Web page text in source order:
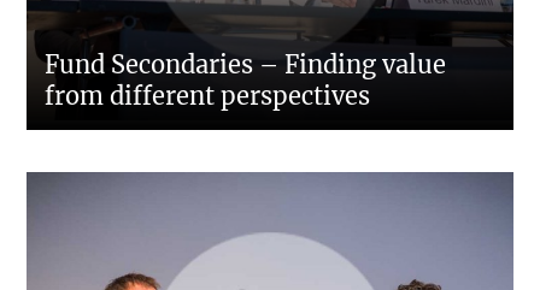
Fund Secondaries – Finding value
from different perspectives